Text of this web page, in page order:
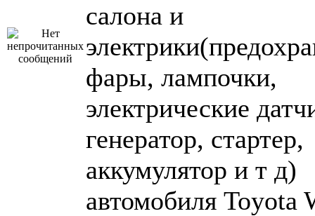
салона и
фары, лампочки,
электрические
генератор, стартер,
аккумулятор и т д)
автомобиля Toyota